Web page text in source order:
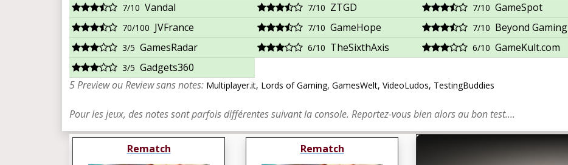
7/10 Vandal 7/10 ZTGD 7/10 GameSpot
70/100 JVFrance 7/10 GameHope 7/10 Beyond Gaming
3/5 GamesRadar 6/10 TheSixthAxis 6/10 GameKult.com
3/5 Gadgets360
5 Preview ou Review sans notes: Multiplayer.it, Lords of Gaming, GamesWelt, VideoLudos, TestingBuddies
Pour les jeux, des notes sont parfois différentes suivant la console. Reportez-vous bien alors au bon test....
Rematch Rematch